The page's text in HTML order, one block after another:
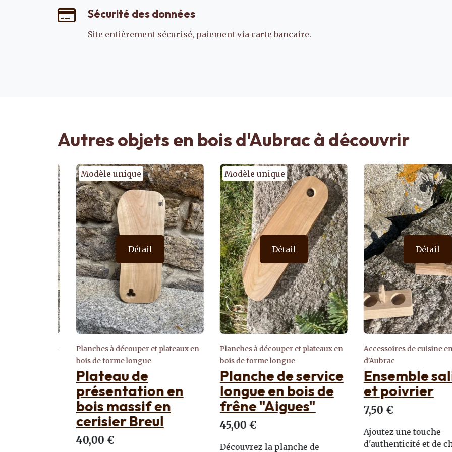
Sécurité des données
Site entièrement sécurisé, paiement via carte bancaire.
Autres objets en bois d'Aubrac à découvrir
Modèle unique
Détail
Planches à découper et plateaux en
bois de forme longue
Plateau de
présentation en
bois massif en
cerisier Breul
40,00 €
Modèle unique
Détail
Planches à découper et plateaux en
bois de forme longue
Planche de service
longue en bois de
frêne "Aigues"
45,00 €
Découvrez la planche de
Détail
Accessoires de cuisine en bois
d'Aubrac
Ensemble
et poivrier
7,50 €
Ajoutez une touche
d'authenticité et de